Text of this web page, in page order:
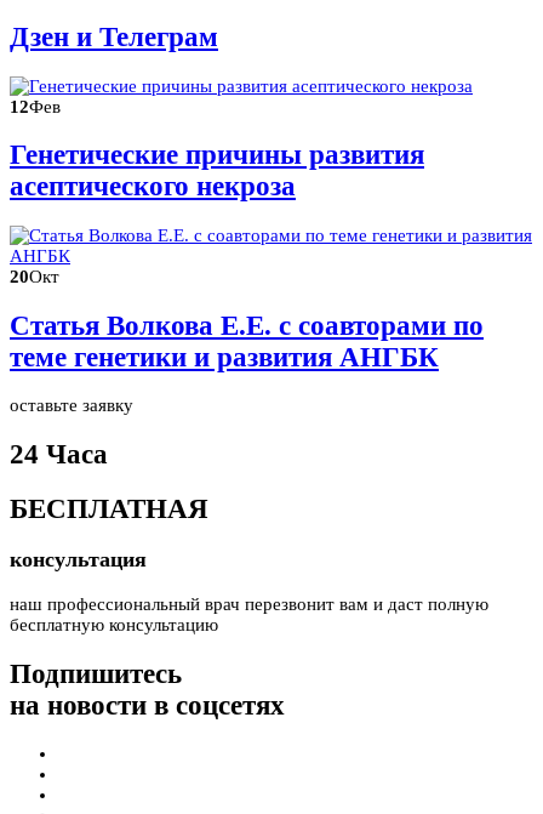
Дзен и Телеграм
12Фев
Генетические причины развития
асептического некроза
20Окт
Статья Волкова Е.Е. с соавторами по
теме генетики и развития АНГБК
оставьте заявку
24 Часа
БЕСПЛАТНАЯ
консультация
наш профессиональный врач перезвонит вам и даст полную
бесплатную консультацию
Подпишитесь
на новости в соцсетях